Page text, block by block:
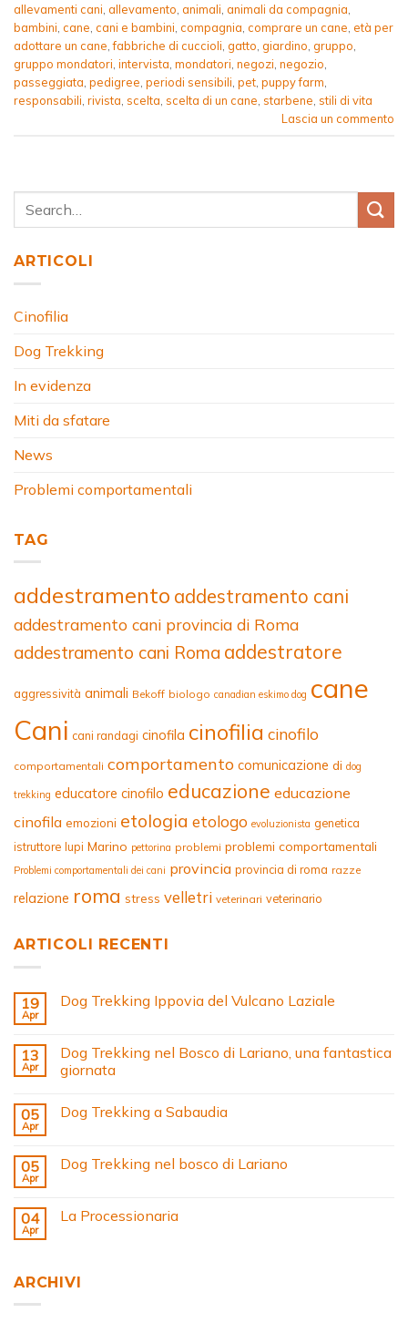
allevamenti cani, allevamento, animali, animali da compagnia,
bambini, cane, cani e bambini, compagnia, comprare un cane, età per
adottare un cane,fabbriche di cuccioli, gatto, giardino, gruppo,
gruppo mondatori, intervista, mondatori, negozi, negozio,
passeggiata, pedigree, periodi sensibili, pet, puppy farm,
responsabili, rivista, scelta, scelta di un cane, starbene, stili di vita
Lascia un commento
ARTICOLI
Cinofilia
Dog Trekking
In evidenza
Miti da sfatare
News
Problemi comportamentali
TAG
addestramento addestramento cani
addestramento cani provincia di Roma
addestramento cani Roma addestratore
aggressività animali Bekoff biologo canadian eskimo dog cane
Cani cani randagi cinofila cinofilia cinofilo
comportamentali comportamento comunicazione di dog
trekking educatore cinofilo educazione educazione
cinofila emozioni etologia etologo evoluzionista genetica
istruttore lupi Marino pettorina problemi problemi comportamentali
Problemi comportamentali dei cani provincia provincia di roma razze
relazione roma stress velletri veterinari veterinario
ARTICOLI RECENTI
19
Apr
Dog Trekking Ippovia del Vulcano Laziale
13
Apr
Dog Trekking nel Bosco di Lariano, una fantastica
giornata
05
Apr
Dog Trekking a Sabaudia
05
Apr
Dog Trekking nel bosco di Lariano
04
Apr
La Processionaria
ARCHIVI